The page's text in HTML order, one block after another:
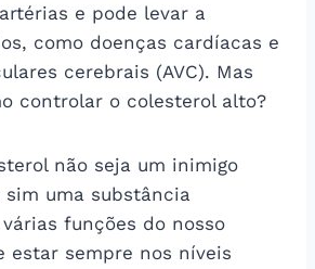
e pode levar a
como doenças cardíacas e
cerebrais (AVC). Mas
controlar o colesterol alto?
não seja um inimigo
uma substância
funções do nosso
estar sempre nos níveis